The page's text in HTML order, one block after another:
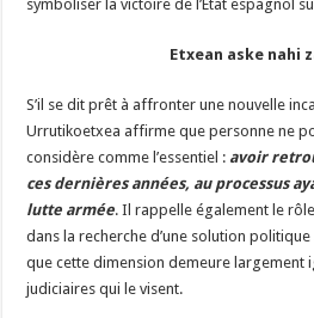
symboliser la victoire de l’État espagnol
Etxean aske nahi
S’il se dit prêt à affronter une nouvelle
Urrutikoetxea affirme que personne ne
considère comme l’essentiel : avoir
ces dernières années, au processus
lutte armée. Il rappelle également le
dans la recherche d’une solution
que cette dimension demeure largement
judiciaires qui le visent.